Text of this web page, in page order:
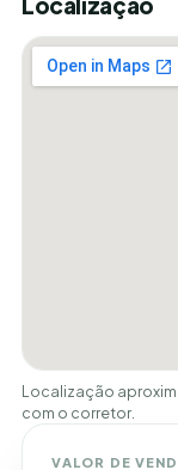
Localização
com o corretor.
VALOR DE